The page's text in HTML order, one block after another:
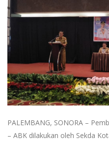
PALEMBANG, SONORA –
– ABK dilakukan oleh Sekda